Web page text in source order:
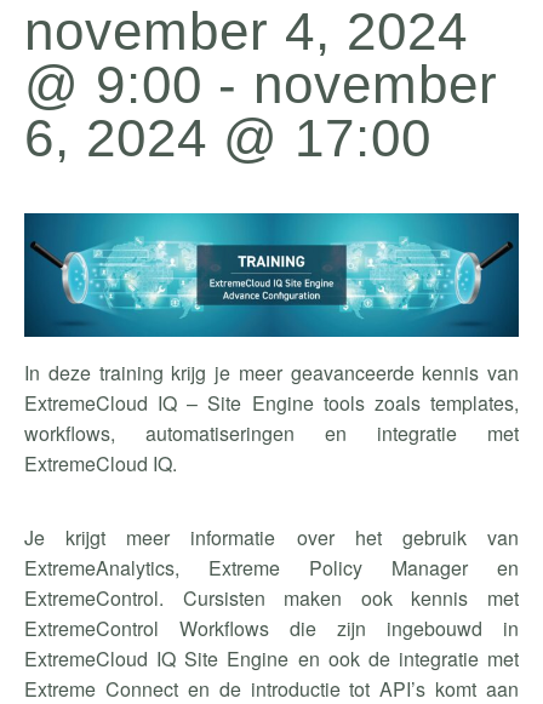
november 4, 2024
@ 9:00 - november
6, 2024 @ 17:00
In deze training krijg je meer geavanceerde kennis van
ExtremeCloud IQ – Site Engine tools zoals templates,
workflows, automatiseringen en integratie met
ExtremeCloud IQ.
Je krijgt meer informatie over het gebruik van
ExtremeAnalytics, Extreme Policy Manager en
ExtremeControl. Cursisten maken ook kennis met
ExtremeControl Workflows die zijn ingebouwd in
ExtremeCloud IQ Site Engine en ook de integratie met
Extreme Connect en de introductie tot API’s komt aan